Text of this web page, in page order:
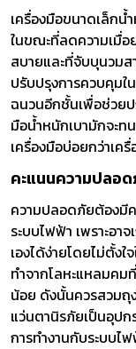
เครื่องมือขนาดเล็กน้
ในขณะที่ลดความเมื่อ
สบายและที่จับบุนวมส
ปรับปรุงการควบคุม
ฉนวนอีกชั้นเพื่อช่วย
มือน้ำหนักเบามักจะ
เครื่องมือบ่อยกว่าเค
คะแนนความปลอ
ความปลอดภัยต้องมี
ระบบไฟฟ้า เพราะอ
เองได้ง่ายโดยไม่ตั้
ทำจากโลหะแหลมคม
น้อย ดังนั้นควรสวม
แว่นตานิรภัยเป็นอุป
การทำงานกับระบบไ